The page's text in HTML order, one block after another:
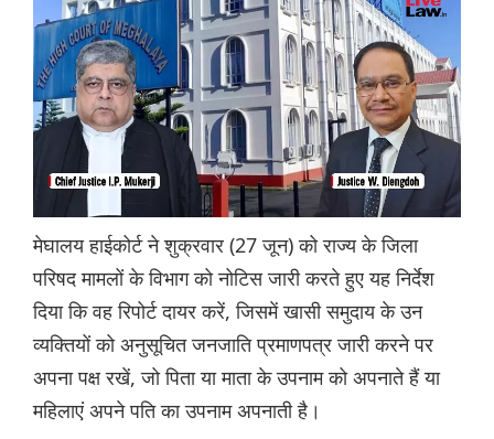
मेघालय हाईकोर्ट ने शुक्रवार (27 जून) को राज्य के जिला
परिषद मामलों के विभाग को नोटिस जारी करते हुए यह निर्देश
दिया कि वह रिपोर्ट दायर करें, जिसमें खासी समुदाय के उन
व्यक्तियों को अनुसूचित जनजाति प्रमाणपत्र जारी करने पर
अपना पक्ष रखें, जो पिता या माता के उपनाम को अपनाते हैं या
महिलाएं अपने पति का उपनाम अपनाती है।